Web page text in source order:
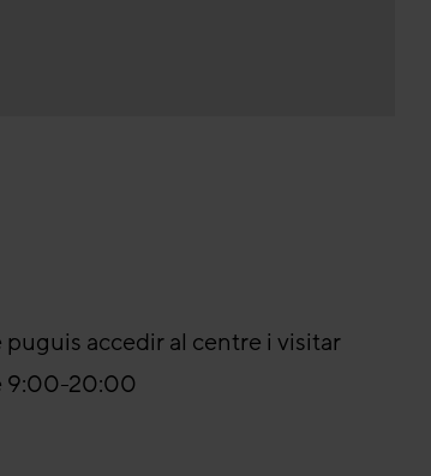
puguis accedir al centre i visitar
9:00-20:00